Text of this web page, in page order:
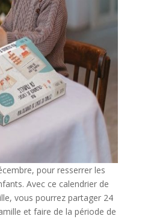
pour resserrer les
Avec ce calendrier de
vous pourrez partager 24
et faire de la période de